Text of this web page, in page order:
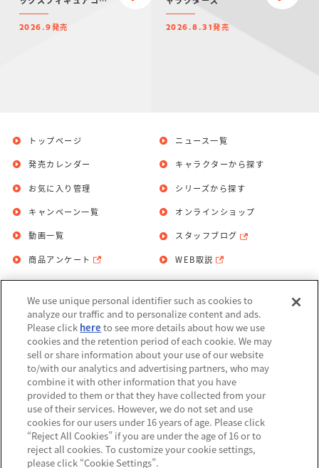
2026.9発売 2026.8.31発売
トップページ
発売カレンダー
お気に入り管理
ニュース一覧
キャラクターから探す
シリーズから探す
キャンペーン一覧
動画一覧
商品アンケート
オンラインショップ
スタッフブログ
WEB取説
お問い合わせ 個人情報保護方針
利用規約
Do Not Sell or Share My Personal
Information
アレルギー情報
We use unique personal identifier such as cookies to
analyze our traffic and to personalize content and ads.
Please click here to see more details about how we use
cookies and the retention period of each cookie. We may
sell or share information about your use of our website
to/with our analytics and advertising partners, who may
combine it with other information that you have
provided to them or that they have collected from your
use of their services. However, we do not set and use
cookies for our users under 16 years of age. Please click
“Reject All Cookies” if you are under the age of 16 or to
reject all cookies. To customize your cookie settings,
please click “Cookie Settings”.